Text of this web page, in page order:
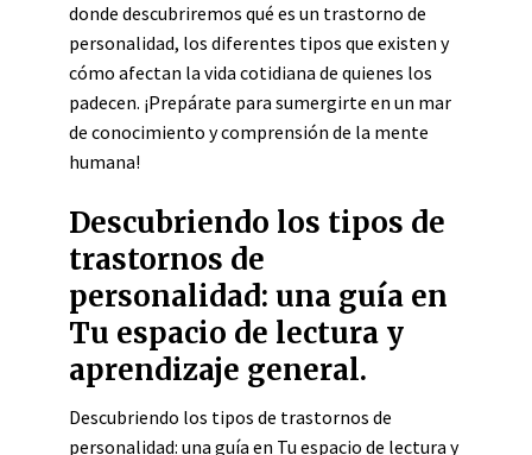
donde descubriremos qué es un trastorno de
personalidad, los diferentes tipos que existen y
cómo afectan la vida cotidiana de quienes los
padecen. ¡Prepárate para sumergirte en un mar
de conocimiento y comprensión de la mente
humana!
Descubriendo los tipos de
trastornos de
personalidad: una guía en
Tu espacio de lectura y
aprendizaje general.
Descubriendo los tipos de trastornos de
personalidad: una guía en Tu espacio de lectura y